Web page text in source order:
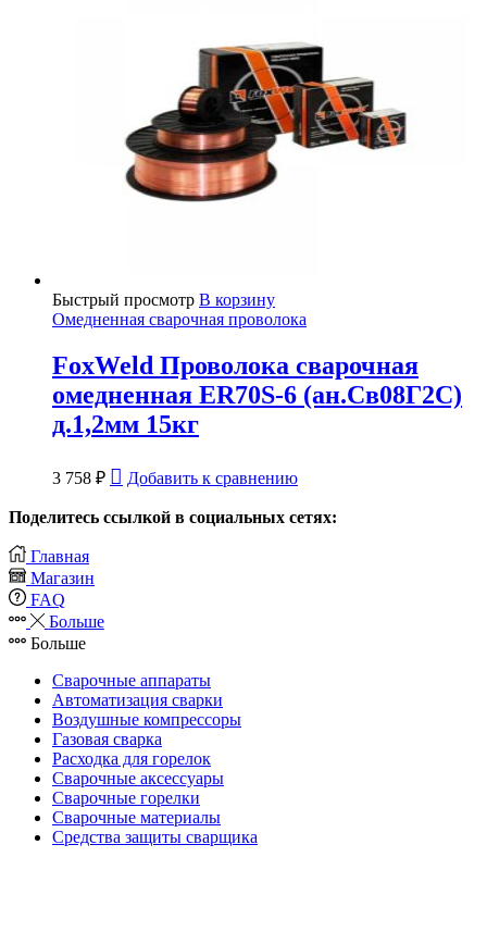
Быстрый просмотр В корзину
Омедненная сварочная проволока
FoxWeld Проволока сварочная
омедненная ER70S-6 (ан.Св08Г2С)
д.1,2мм 15кг
3 758 ₽ Добавить к сравнению
Поделитесь ссылкой в социальных сетях:
Главная
Магазин
FAQ
Больше
Больше
Сварочные аппараты
Автоматизация сварки
Воздушные компрессоры
Газовая сварка
Расходка для горелок
Сварочные аксессуары
Сварочные горелки
Сварочные материалы
Средства защиты сварщика